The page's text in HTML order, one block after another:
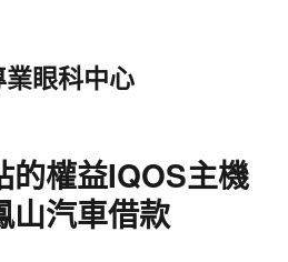
眼科中心
的權益IQOS主機
山汽車借款